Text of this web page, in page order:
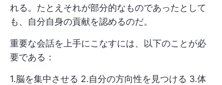
れる。たとえそれが部分的なものであったとして
も、自分自身の貢献を認めるのだ。
重要な会話を上手にこなすには、以下のことが必
要である：
1.脳を集中させる 2.自分の方向性を見つける 3.体